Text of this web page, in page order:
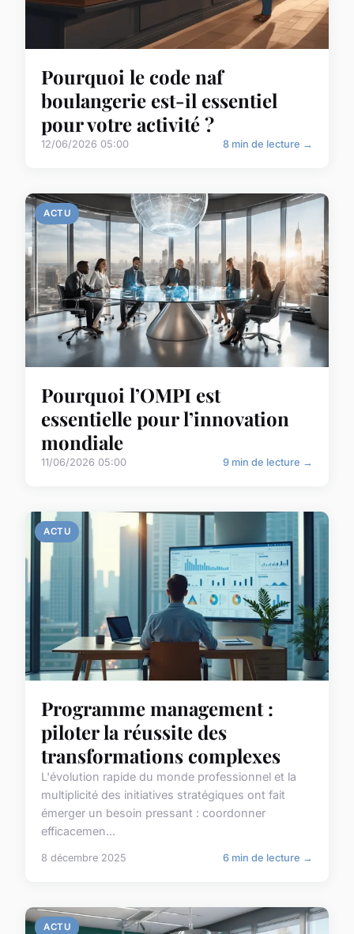
Pourquoi le code naf
boulangerie est-il essentiel
pour votre activité ?
12/06/2026 05:00 8 min de lecture →
ACTU
Pourquoi l’OMPI est
essentielle pour l’innovation
mondiale
11/06/2026 05:00 9 min de lecture →
ACTU
Programme management :
piloter la réussite des
transformations complexes
L'évolution rapide du monde professionnel et la
multiplicité des initiatives stratégiques ont fait
émerger un besoin pressant : coordonner
efficacemen...
8 décembre 2025 6 min de lecture →
ACTU